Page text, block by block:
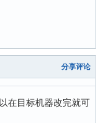
分享评论
在目标机器改完就可